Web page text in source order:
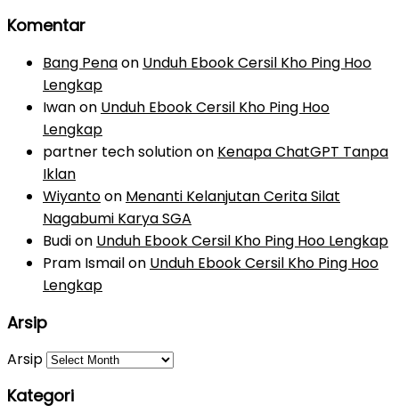
Komentar
Bang Penaon Unduh Ebook Cersil Kho Ping Hoo
Lengkap
Iwanon Unduh Ebook Cersil Kho Ping Hoo
Lengkap
partner tech solutionon Kenapa ChatGPT Tanpa
Iklan
Wiyantoon Menanti Kelanjutan Cerita Silat
Nagabumi Karya SGA
Budion Unduh Ebook Cersil Kho Ping Hoo Lengkap
Pram Ismailon Unduh Ebook Cersil Kho Ping Hoo
Lengkap
Arsip
Arsip
Kategori